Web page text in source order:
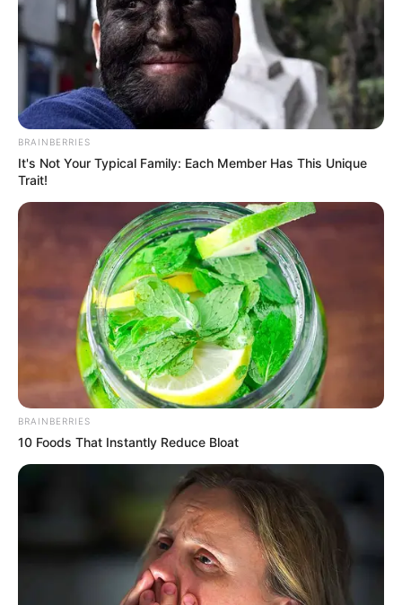
Handmade By Tamara
BRAINBERRIES
It's Not Your Typical Family: Each Member Has This Unique
Trait!
BRAINBERRIES
10 Foods That Instantly Reduce Bloat